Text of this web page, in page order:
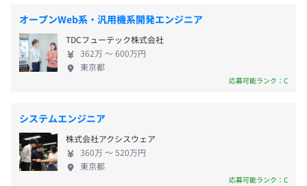
プロジェクトごとに選択
原則年2回、期末調整金（業績により支給）
社会保険完備（健康保険・厚生年金加入・雇用保険・労災
ゲージメント向上を目指しています。 【福利厚生】
■奨学金支援制度(最終学歴卒業後10年まで) ■退職
金制度（401kまたは前払い退職金の選択制） ■財形
貯蓄、社員持株会 ■GLTD（団体長期障害所得補償保
険） ■各種クラブ活動
オープンWeb系・汎用機系開発エンジニア
TDCフューテック株式会社
362万 〜 600万円
東京都
応募可能ランク：C
システムエンジニア
株式会社アクシスウェア
360万 〜 520万円
東京都
応募可能ランク：C